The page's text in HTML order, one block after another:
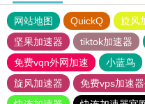
网站地图 QuickQ 旋风
坚果加速器
tiktok加速器
免费vqn外网加速
小蓝鸟
旋风加速器
免费vps加速